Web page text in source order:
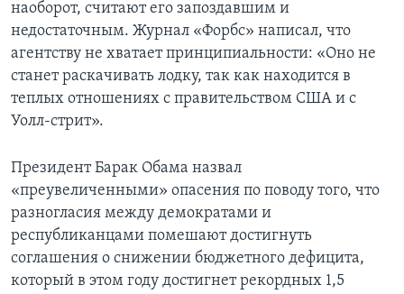
наоборот, считают его запоздавшим и
недостаточным. Журнал «Форбс» написал, что
агентству не хватает принципиальности: «Оно не
станет раскачивать лодку, так как находится в
теплых отношениях с правительством США и с
Уолл-стрит».
Президент Барак Обама назвал
«преувеличенными» опасения по поводу того, что
разногласия между демократами и
республиканцами помешают достигнуть
соглашения о снижении бюджетного дефицита,
который в этом году достигнет рекордных 1,5